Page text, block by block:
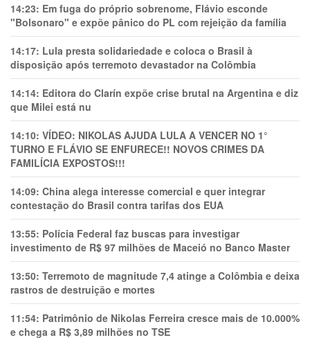
14:23: Em fuga do próprio sobrenome, Flávio esconde
"Bolsonaro" e expõe pânico do PL com rejeição da família
14:17: Lula presta solidariedade e coloca o Brasil à
disposição após terremoto devastador na Colômbia
14:14: Editora do Clarín expõe crise brutal na Argentina e diz
que Milei está nu
14:10: VÍDEO: NIKOLAS AJUDA LULA A VENCER NO 1°
TURNO E FLÁVIO SE ENFURECE!! NOVOS CRIMES DA
FAMILÍCIA EXPOSTOS!!!
14:09: China alega interesse comercial e quer integrar
contestação do Brasil contra tarifas dos EUA
13:55: Polícia Federal faz buscas para investigar
investimento de R$ 97 milhões de Maceió no Banco Master
13:50: Terremoto de magnitude 7,4 atinge a Colômbia e deixa
rastros de destruição e mortes
11:54: Patrimônio de Nikolas Ferreira cresce mais de 10.000%
e chega a R$ 3,89 milhões no TSE